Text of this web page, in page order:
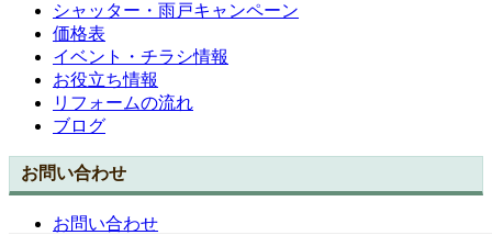
シャッター・雨戸キャンペーン
価格表
イベント・チラシ情報
お役立ち情報
リフォームの流れ
ブログ
お問い合わせ
お問い合わせ